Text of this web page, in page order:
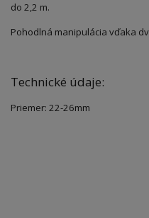
do 2,2 m.
Pohodlná manipulácia vďaka
Technické údaje:
Priemer: 22-26mm